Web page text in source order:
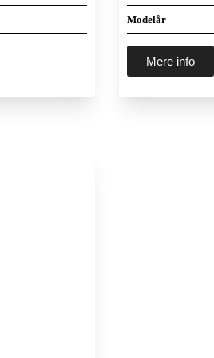
Modelår
Mere info